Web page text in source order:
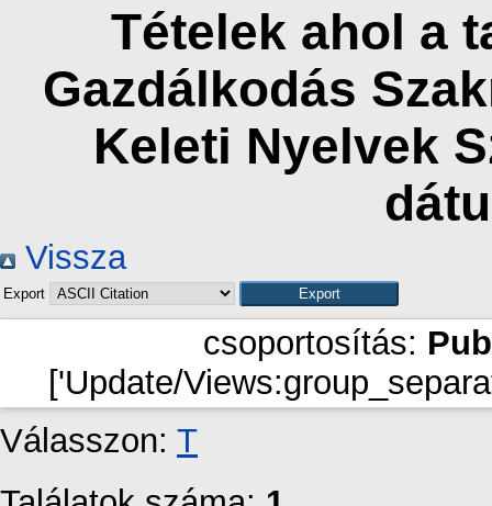
Tételek ahol a
Gazdálkodás
Keleti Nyelvek
Vissza
Export
csoportosítás:
['Update/
Válasszon: T